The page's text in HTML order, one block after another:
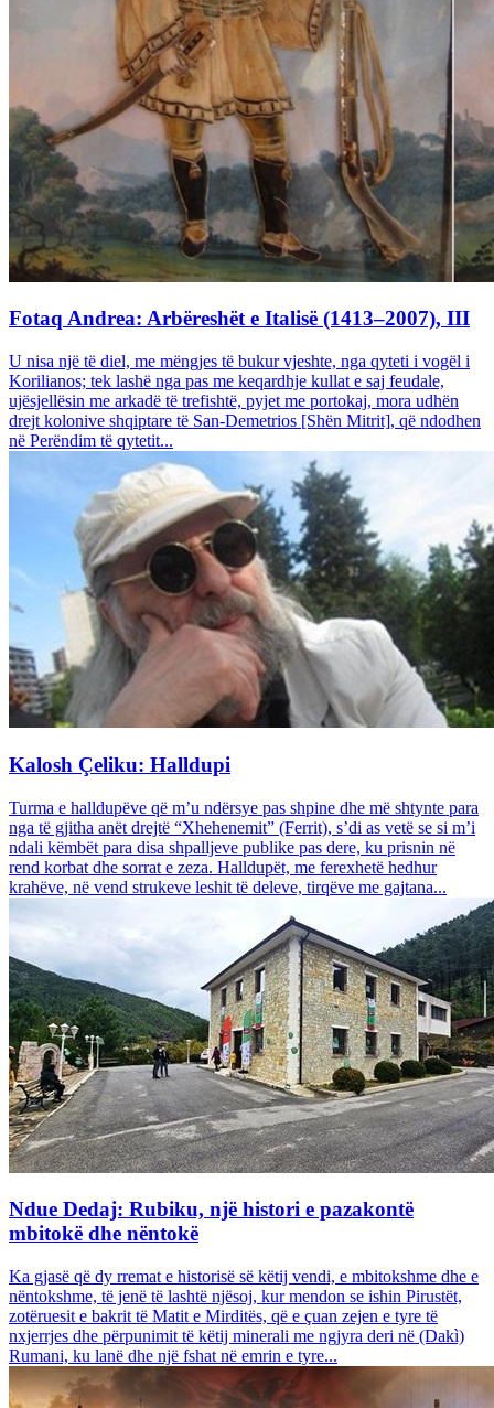
Fotaq Andrea: Arbëreshët e Italisë (1413–2007), III
U nisa një të diel, me mëngjes të bukur vjeshte, nga qyteti i vogël i
Korilianos; tek lashë nga pas me keqardhje kullat e saj feudale,
ujësjellësin me arkadë të trefishtë, pyjet me portokaj, mora udhën
drejt kolonive shqiptare të San-Demetrios [Shën Mitrit], që ndodhen
në Perëndim të qytetit...
Kalosh Çeliku: Halldupi
Turma e halldupëve që m’u ndërsye pas shpine dhe më shtynte para
nga të gjitha anët drejtë “Xhehenemit” (Ferrit), s’di as vetë se si m’i
ndali këmbët para disa shpalljeve publike pas dere, ku prisnin në
rend korbat dhe sorrat e zeza. Halldupët, me ferexhetë hedhur
krahëve, në vend strukeve leshit të deleve, tirqëve me gajtana...
Ndue Dedaj: Rubiku, një histori e pazakontë
mbitokë dhe nëntokë
Ka gjasë që dy rremat e historisë së këtij vendi, e mbitokshme dhe e
nëntokshme, të jenë të lashtë njësoj, kur mendon se ishin Pirustët,
zotëruesit e bakrit të Matit e Mirditës, që e çuan zejen e tyre të
nxjerrjes dhe përpunimit të këtij minerali me ngjyra deri në (Dakì)
Rumani, ku lanë dhe një fshat në emrin e tyre...